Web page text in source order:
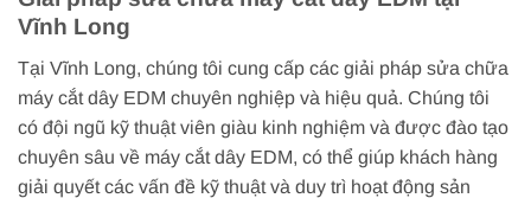
Vĩnh Long
Tại Vĩnh Long, chúng tôi cung cấp các giải pháp sửa chữa
máy cắt dây EDM chuyên nghiệp và hiệu quả. Chúng tôi
có đội ngũ kỹ thuật viên giàu kinh nghiệm và được đào tạo
chuyên sâu về máy cắt dây EDM, có thể giúp khách hàng
giải quyết các vấn đề kỹ thuật và duy trì hoạt động sản